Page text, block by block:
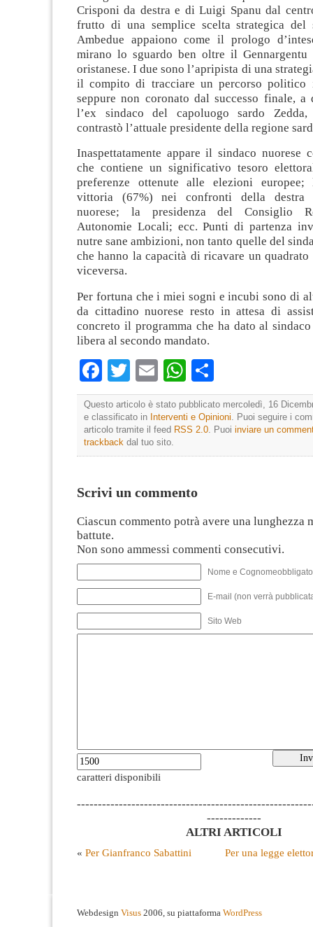
Crisponi da destra e di Luigi Spanu dal
frutto di una semplice scelta strategica del
Ambedue appaiono come il prologo
mirano lo sguardo ben oltre il
oristanese. I due sono l’apripista di una
il compito di tracciare un percorso politico
seppure non coronato dal successo finale, a
l’ex sindaco del capoluogo sardo
contrastò l’attuale presidente della regione
Inaspettatamente appare il sindaco nuorese
che contiene un significativo tesoro
preferenze ottenute alle elezioni europee;
vittoria (67%) nei confronti della destra
nuorese; la presidenza del Consiglio
Autonomie Locali; ecc. Punti di partenza
nutre sane ambizioni, non tanto quelle del
che hanno la capacità di ricavare un
viceversa.
Per fortuna che i miei sogni e incubi sono di
da cittadino nuorese resto in attesa di
concreto il programma che ha dato al
libera al secondo mandato.
Facebook
TwitterEmailWhatsApp
Questo articolo è stato pubblicato mercoledì, 16
e classificato in Interventi e Opinioni . Puoi seguire i
articolo tramite il feed RSS 2.0 . Puoi inviare un
trackback dal tuo sito.
Scrivi un commento
Ciascun commento potrà avere una lunghezza
battute.
Non sono ammessi commenti consecutivi.
Nome e
E-mail (non verrà
Sito Web
caratteri disponibili
-------------
ALTRI ARTICOLI
« Per Gianfranco Sabattini Per una legge
Webdesign Visus 2006, su piattaforma WordPress